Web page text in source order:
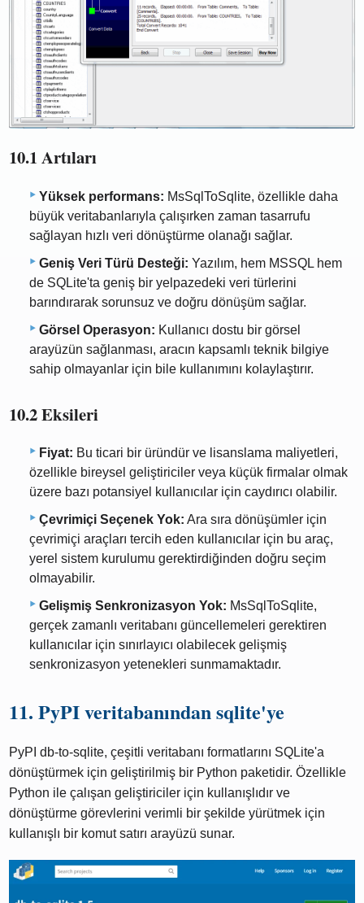
10.1 Artıları
Yüksek performans: MsSqlToSqlite, özellikle daha
büyük veritabanlarıyla çalışırken zaman tasarrufu
sağlayan hızlı veri dönüştürme olanağı sağlar.
Geniş Veri Türü Desteği: Yazılım, hem MSSQL hem
de SQLite'ta geniş bir yelpazedeki veri türlerini
barındırarak sorunsuz ve doğru dönüşüm sağlar.
Görsel Operasyon: Kullanıcı dostu bir görsel
arayüzün sağlanması, aracın kapsamlı teknik bilgiye
sahip olmayanlar için bile kullanımını kolaylaştırır.
10.2 Eksileri
Fiyat: Bu ticari bir üründür ve lisanslama maliyetleri,
özellikle bireysel geliştiriciler veya küçük firmalar olmak
üzere bazı potansiyel kullanıcılar için caydırıcı olabilir.
Çevrimiçi Seçenek Yok: Ara sıra dönüşümler için
çevrimiçi araçları tercih eden kullanıcılar için bu araç,
yerel sistem kurulumu gerektirdiğinden doğru seçim
olmayabilir.
Gelişmiş Senkronizasyon Yok: MsSqlToSqlite,
gerçek zamanlı veritabanı güncellemeleri gerektiren
kullanıcılar için sınırlayıcı olabilecek gelişmiş
senkronizasyon yetenekleri sunmamaktadır.
11. PyPI veritabanından sqlite'ye
PyPI db-to-sqlite, çeşitli veritabanı formatlarını SQLite'a
dönüştürmek için geliştirilmiş bir Python paketidir. Özellikle
Python ile çalışan geliştiriciler için kullanışlıdır ve
dönüştürme görevlerini verimli bir şekilde yürütmek için
kullanışlı bir komut satırı arayüzü sunar.